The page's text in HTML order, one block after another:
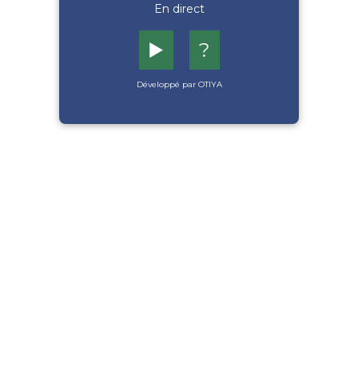
En direct
▶️ ?
Développé par OTIYA